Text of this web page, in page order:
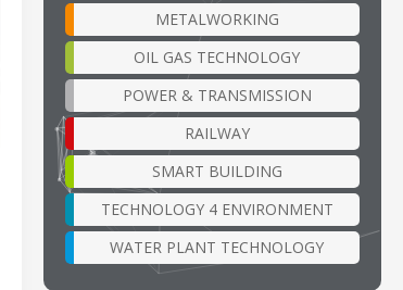
METALWORKING
OIL GAS TECHNOLOGY
POWER & TRANSMISSION
RAILWAY
SMART BUILDING
TECHNOLOGY 4 ENVIRONMENT
WATER PLANT TECHNOLOGY